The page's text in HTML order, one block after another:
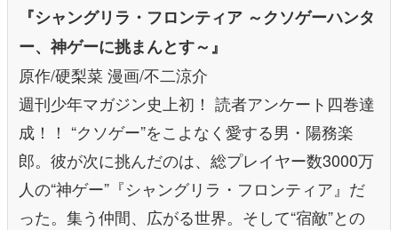
『シャングリラ・フロンティア ～クソゲーハンタ
ー、神ゲーに挑まんとす～』
原作/硬梨菜 漫画/不二涼介
週刊少年マガジン史上初！ 読者アンケート四巻達
成！！ “クソゲー”をこよなく愛する男・陽務楽
郎。彼が次に挑んだのは、総プレイヤー数3000万
人の“神ゲー”『シャングリラ・フロンティア』だ
った。集う仲間、広がる世界。そして“宿敵”との